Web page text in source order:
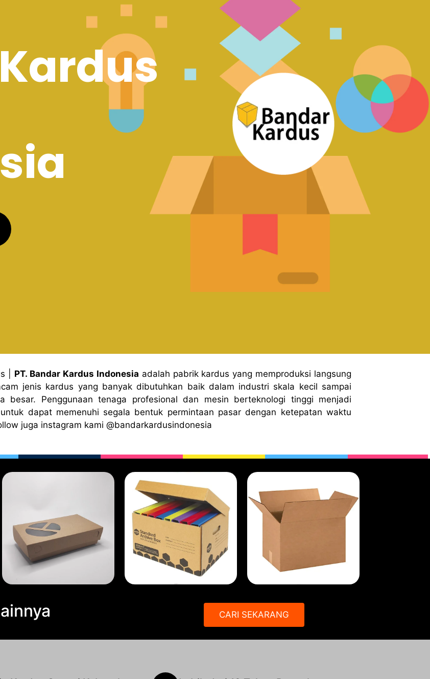
PT. Bandar Kardus Indonesia adalah pabrik kardus yang memproduksi langsung
jenis kardus yang banyak dibutuhkan baik dalam industri skala kecil sampai
besar. Penggunaan tenaga profesional dan mesin berteknologi tinggi menjadi
dapat memenuhi segala bentuk permintaan pasar dengan ketepatan waktu
juga instagram kami @bandarkardusindonesia
CARI SEKARANG